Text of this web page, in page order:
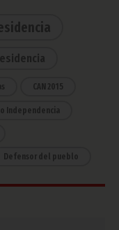
CAN 2015
Independencia
Defensor del pueblo